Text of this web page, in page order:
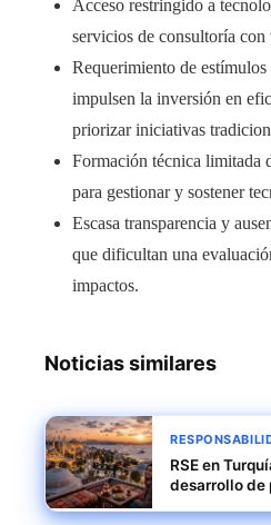
Acceso restringido a
servicios de consultoría con
Requerimiento de
impulsen la inversión en
priorizar iniciativas
Formación técnica limitada
para gestionar y sostener
Escasa transparencia y
que dificultan una
impactos.
Noticias similares
RSE en
desarrollo de